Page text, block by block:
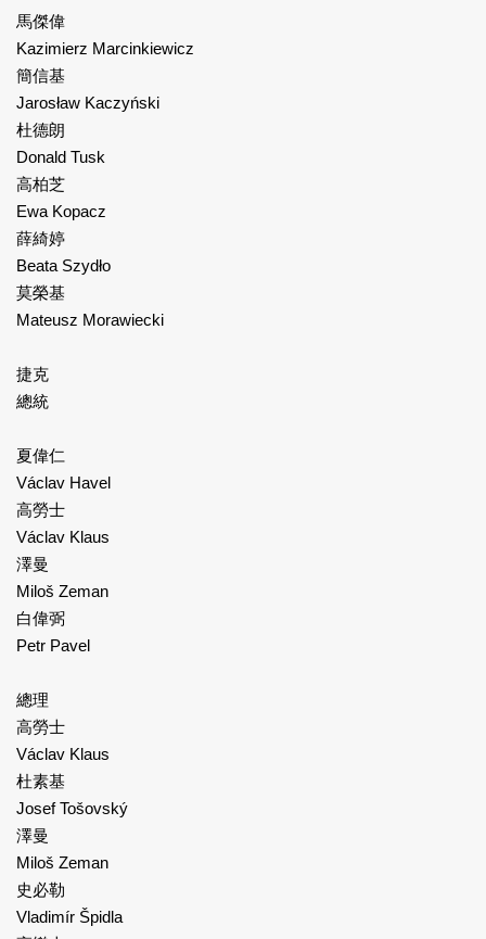
馬傑偉
Kazimierz Marcinkiewicz
簡信基
Jarosław Kaczyński
杜德朗
Donald Tusk
高柏芝
Ewa Kopacz
薛綺婷
Beata Szydło
莫榮基
Mateusz Morawiecki
捷克
總統
夏偉仁
Václav Havel
高勞士
Václav Klaus
澤曼
Miloš Zeman
白偉弼
Petr Pavel
總理
高勞士
Václav Klaus
杜素基
Josef Tošovský
澤曼
Miloš Zeman
史必勒
Vladimír Špidla